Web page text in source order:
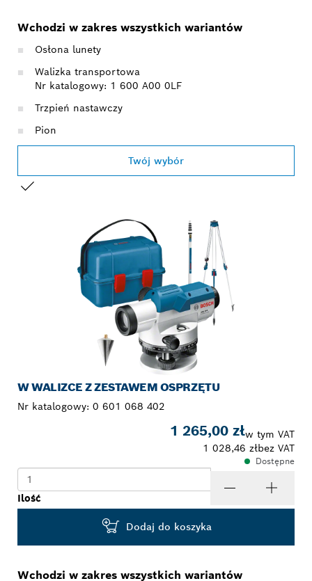
Wchodzi w zakres wszystkich wariantów
Osłona lunety
Walizka transportowa
Nr katalogowy: 1 600 A00 0LF
Trzpień nastawczy
Pion
Twój wybór
W WALIZCE Z ZESTAWEM OSPRZĘTU
Nr katalogowy: 0 601 068 402
1 265,00 złw tym VAT
1 028,46 złbez VAT
Dostępne
Ilość
Dodaj do koszyka
Wchodzi w zakres wszystkich wariantów